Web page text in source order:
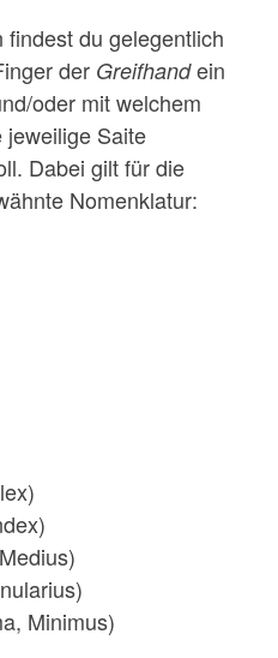
du gelegentlich
der Greifhandein
oder mit welchem
Saite
Dabei gilt für die
Nomenklatur:
Minimus)